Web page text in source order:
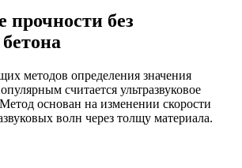
прочности без
методов определения значения
считается ультразвуковое
основан на изменении скорости
волн через толщу материала.